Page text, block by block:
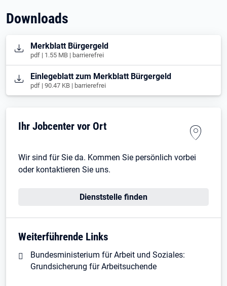
Downloads
Öffnet in neuem Tab
Merkblatt Bürgergeld
pdf | 1.55 MB | barrierefrei
Öffnet in neuem Tab
Einlegeblatt zum Merkblatt Bürgergeld
pdf | 90.47 KB | barrierefrei
Ihr Jobcenter vor Ort
Wir sind für Sie da. Kommen Sie persönlich vorbei
oder kontaktieren Sie uns.
Dienststelle finden
Weiterführende Links
Bundesministerium für Arbeit und Soziales:
Grundsicherung für Arbeitsuchende